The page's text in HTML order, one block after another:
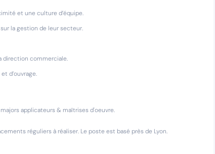
et une culture d’équipe.
la gestion de leur secteur.
direction commerciale.
d’ouvrage.
applicateurs & maîtrises d'oeuvre.
réguliers à réaliser. Le poste est basé près de Lyon.